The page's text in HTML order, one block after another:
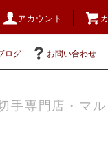
アカウント
ログ お問い合わせ
手専門店・マル